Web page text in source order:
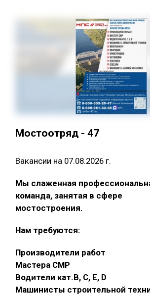
Мостоотряд - 47
Вакансии на 07.08.2026 г.
Мы слаженная
команда, занятая в сфере
мостостроения.
Нам требуются:
Производители работ
Мастера СМР
Водители кат.В, С, Е, D
Машинисты строительной